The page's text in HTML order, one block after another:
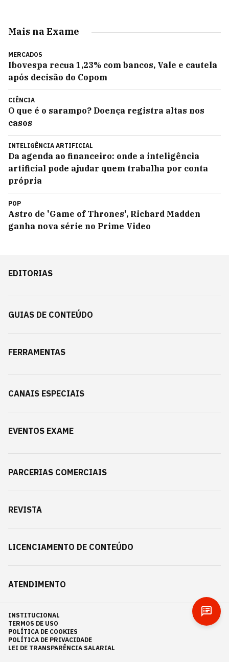
Mais na Exame
MERCADOS
Ibovespa recua 1,23% com bancos, Vale e cautela
após decisão do Copom
CIÊNCIA
O que é o sarampo? Doença registra altas nos
casos
INTELIGÊNCIA ARTIFICIAL
Da agenda ao financeiro: onde a inteligência
artificial pode ajudar quem trabalha por conta
própria
POP
Astro de 'Game of Thrones', Richard Madden
ganha nova série no Prime Video
EDITORIAS
GUIAS DE CONTEÚDO
FERRAMENTAS
CANAIS ESPECIAIS
EVENTOS EXAME
PARCERIAS COMERCIAIS
REVISTA
LICENCIAMENTO DE CONTEÚDO
ATENDIMENTO
INSTITUCIONAL
TERMOS DE USO
POLÍTICA DE COOKIES
POLÍTICA DE PRIVACIDADE
LEI DE TRANSPARÊNCIA SALARIAL